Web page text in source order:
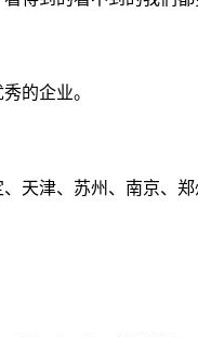
的企业。
天津、苏州、南京、